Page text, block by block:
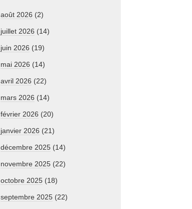
août 2026 (2)
juillet 2026 (14)
juin 2026 (19)
mai 2026 (14)
avril 2026 (22)
mars 2026 (14)
février 2026 (20)
janvier 2026 (21)
décembre 2025 (14)
novembre 2025 (22)
octobre 2025 (18)
septembre 2025 (22)